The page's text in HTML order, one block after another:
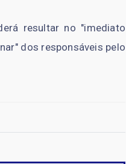
resultar no "imediato
dos responsáveis pelo